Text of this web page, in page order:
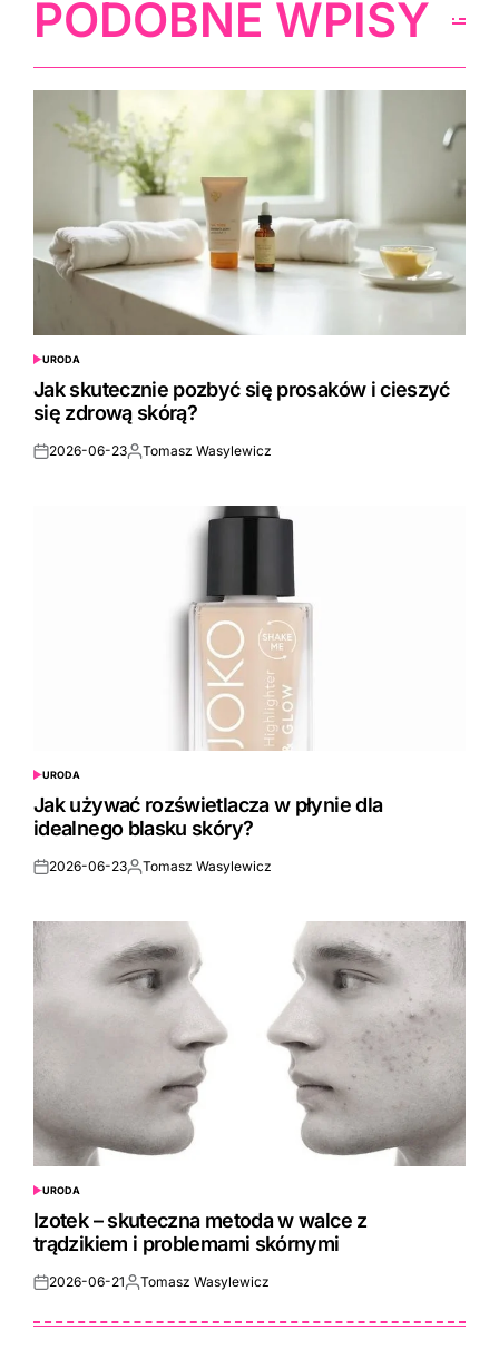
PODOBNE WPISY
POSTED
IN
URODA
Jak skutecznie pozbyć się prosaków i cieszyć
się zdrową skórą?
Posted
2026-06-23Posted
Tomasz Wasylewicz
POSTED
IN
URODA
Jak używać rozświetlacza w płynie dla
idealnego blasku skóry?
Posted
2026-06-23Posted
Tomasz Wasylewicz
POSTED
IN
URODA
Izotek – skuteczna metoda w walce z
trądzikiem i problemami skórnymi
Posted
2026-06-21Posted
Tomasz Wasylewicz